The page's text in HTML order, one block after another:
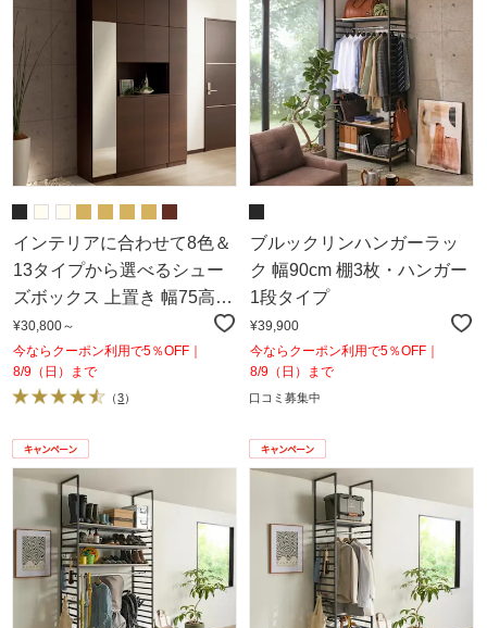
インテリアに合わせて8色＆
13タイプから選べるシュー
ズボックス 上置き 幅75高さ
30～80cm
¥30,800～
今ならクーポン利用で5％OFF｜
8/9（日）まで
（3）
ブルックリンハンガーラッ
ク 幅90cm 棚3枚・ハンガー
1段タイプ
¥39,900
今ならクーポン利用で5％OFF｜
8/9（日）まで
口コミ募集中